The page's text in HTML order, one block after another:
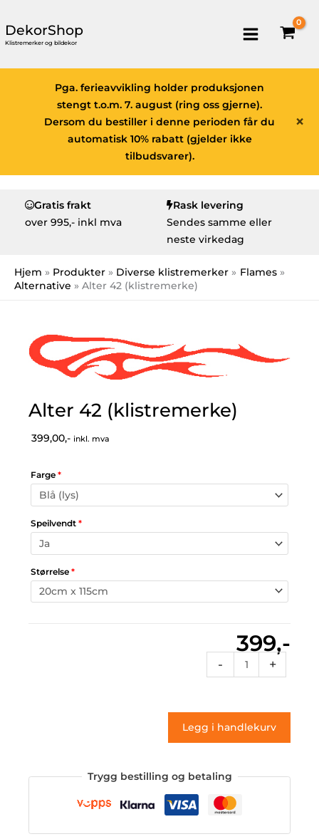
DekorShop
Klistremerker og bildekor
×
Pga. ferieavvikling holder produksjonen
stengt t.o.m. 7. august (ring oss gjerne).
Dersom du bestiller i denne perioden får du
automatisk 10% rabatt (gjelder ikke
tilbudsvarer).
Gratis frakt
over 995,- inkl mva
Rask levering
Sendes samme eller
neste virkedag
Hjem Produkter Diverse klistremerker
Flames
Alternative
Alter 42 (klistremerke)
Alter 42 (klistremerke)
399,00,- inkl. mva
Farge *
Speilvendt *
Størrelse *
399,-
-
42
antall
+
Legg i handlekurv
Trygg bestilling og betaling